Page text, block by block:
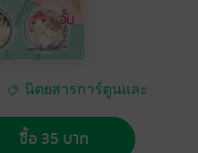
นิตยสารการ์ตูนและ
ซื้อ 35 บาท